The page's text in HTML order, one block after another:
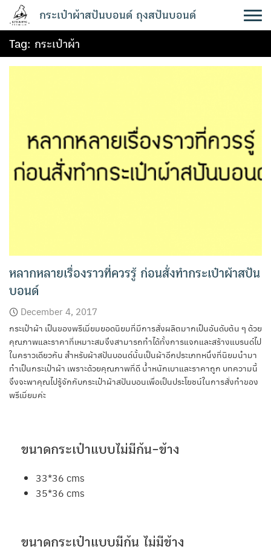
content
กระเป๋าผ้าสปันบอนด์ ถุงสปันบอนด์
Tag: กระเป๋าผ้า
หลากหลายเรื่องราวที่ควรรู้ ก่อนสั่งทำกระเป๋าผ้าสปัน
บอนด์
December 4, 2017
กระเป๋าผ้า เป็นของพรีเมี่ยมยอดนิยมที่มีการสั่งผลิตมากเป็นอันดับต้น ๆ ด้วย
คุณภาพและราคาที่เหมาะสมจึงสามารถทำได้ทั้งการแจกและสร้างแบรนด์ไป
ในคราวเดียวกัน สำหรับผ้าสปันบอนด์นั้นเป็นผ้าอีกประเภทหนึ่งที่นิยมนำมา
ทำเป็นกระเป๋าผ้า เพราะด้วยคุณภาพที่ดี น้ำหนักเบาและราคาถูก บทความนี้
จึงจะพาคุณไปรู้จักกับกระเป๋าผ้าสปันบอนเพื่อเป็นประโยชน์ในการสั่งทำของ
พรีเมี่ยมค่ะ
ขนาดกระเป๋าแบบไม่มีก้น-ข้าง
33*36 cms
35*36 cms
ขนาดกระเป๋าแบบมีก้น ไม่มีข้าง